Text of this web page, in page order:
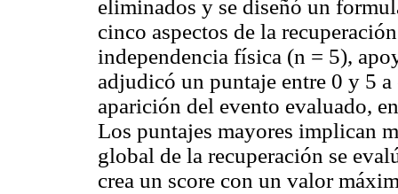
eliminados y se diseñó un
cinco aspectos de la
independencia física (n = 5),
adjudicó un puntaje entre 0 y 5
aparición del evento evaluado,
Los puntajes mayores implican
global de la recuperación se
crea un score con un valor